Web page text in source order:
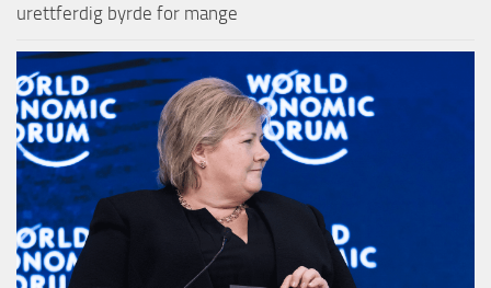
urettferdig byrde for mange